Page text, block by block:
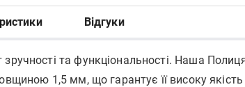
Відгуки
зручності та функціональності. Наша
1,5 мм, що гарантує її високу